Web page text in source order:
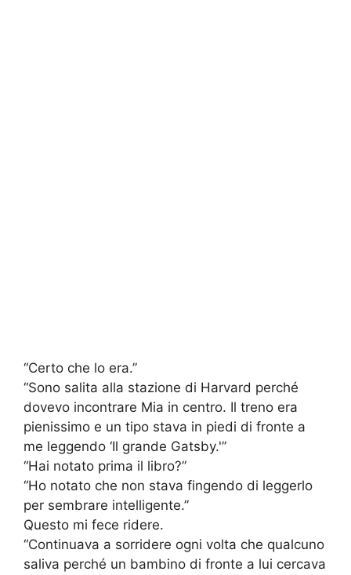
“Certo che lo era.”
“Sono salita alla stazione di Harvard perché
dovevo incontrare Mia in centro. Il treno era
pienissimo e un tipo stava in piedi di fronte a
me leggendo ‘Il grande Gatsby.'”
“Hai notato prima il libro?”
“Ho notato che non stava fingendo di leggerlo
per sembrare intelligente.”
Questo mi fece ridere.
“Continuava a sorridere ogni volta che qualcuno
saliva perché un bambino di fronte a lui cercava